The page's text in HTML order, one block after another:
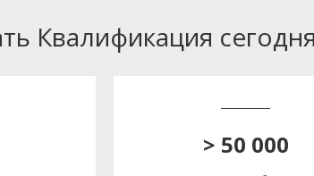
Квалификация сегодня
> 50 000